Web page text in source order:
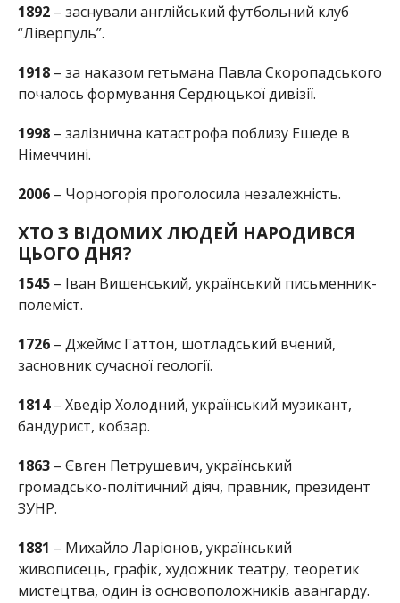
1892– заснували англійський футбольний клуб
“Ліверпуль”.
1918– за наказом гетьмана Павла Скоропадського
почалось формування Сердюцької дивізії.
1998– залізнична катастрофа поблизу Ешеде в
Німеччині.
2006– Чорногорія проголосила незалежність.
ХТО З ВІДОМИХ ЛЮДЕЙ НАРОДИВСЯ
ЦЬОГО ДНЯ?
1545– Іван Вишенський, український письменник-
полеміст.
1726– Джеймс Гаттон, шотладський вчений,
засновник сучасної геології.
1814– Хведір Холодний, український музикант,
бандурист, кобзар.
1863– Євген Петрушевич, український
громадсько-політичний діяч, правник, президент
ЗУНР.
1881 – Михайло Ларіонов, український
живописець, графік, художник театру, теоретик
мистецтва, один із основоположників авангарду.